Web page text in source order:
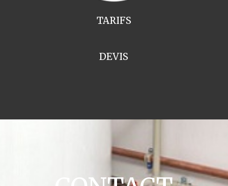
TARIFS
DEVIS